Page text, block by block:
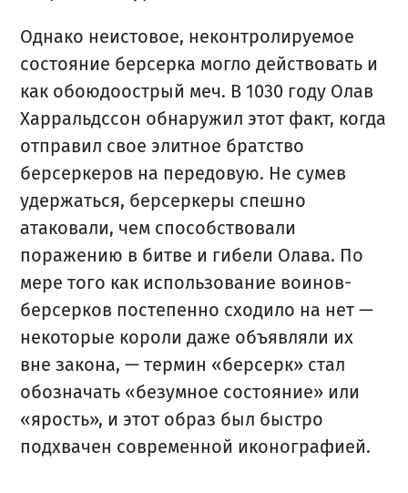
Однако неистовое, неконтролируемое
состояние берсерка могло действовать и
как обоюдоострый меч. В 1030 году Олав
Харральдссон обнаружил этот факт, когда
отправил свое элитное братство
берсеркеров на передовую. Не сумев
удержаться, берсеркеры спешно
атаковали, чем способствовали
поражению в битве и гибели Олава. По
мере того как использование воинов-
берсерков постепенно сходило на нет —
некоторые короли даже объявляли их
вне закона, — термин «берсерк» стал
обозначать «безумное состояние» или
«ярость», и этот образ был быстро
подхвачен современной иконографией.